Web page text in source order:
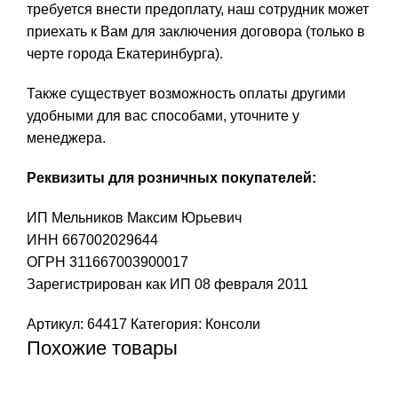
требуется внести предоплату, наш сотрудник может
приехать к Вам для заключения договора (только в
черте города Екатеринбурга).
Также существует возможность оплаты другими
удобными для вас способами, уточните у
менеджера.
Реквизиты для розничных покупателей:
ИП Мельников Максим Юрьевич
ИНН 667002029644
ОГРН 311667003900017
Зарегистрирован как ИП 08 февраля 2011
Артикул: 64417 Категория: Консоли
Похожие товары